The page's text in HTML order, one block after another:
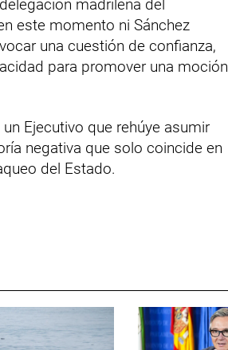
madrileña del
este momento ni Sánchez
una cuestión de confianza,
para promover una moción
Ejecutivo que rehúye asumir
negativa que solo coincide en
del Estado.